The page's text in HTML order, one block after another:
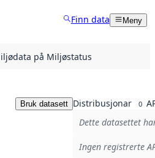
Finn data Meny
på Miljøstatus
Bruk datasett Distribusjonar 0
Dette datasettet
Ingen registrerte